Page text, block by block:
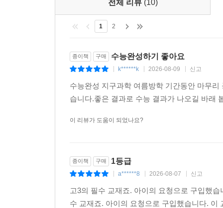
전체 리뷰 (10)
1 2
종이책 구매 수능완성하기 좋아요
k******k 2026-08-09 신고
수능완성 지구과학 여름방학 기간동안 마무
습니다.좋은 결과로 수능 결과가 나오길 바래
이 리뷰가 도움이 되었나요?
종이책 구매 1등급
a******8 2026-08-07 신고
고3의 필수 교재죠. 아이의 요청으로 구입했
수 교재죠. 아이의 요청으로 구입했습니다.